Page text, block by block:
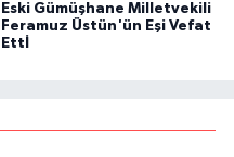
Eski Gümüşhane Milletvekili
Feramuz Üstün'ün Eşi Vefat
Ettİ